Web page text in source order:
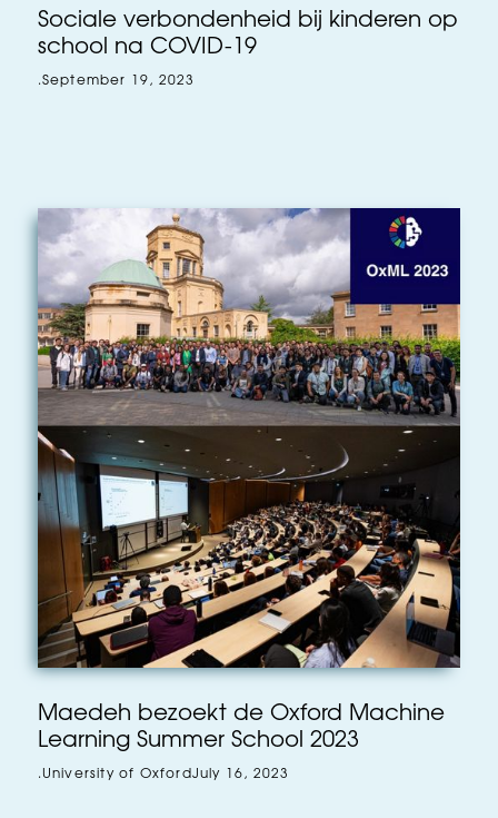
Sociale verbondenheid bij kinderen op
school na COVID-19
.September 19, 2023
Maedeh bezoekt de Oxford Machine
Learning Summer School 2023
. University of OxfordJuly 16, 2023